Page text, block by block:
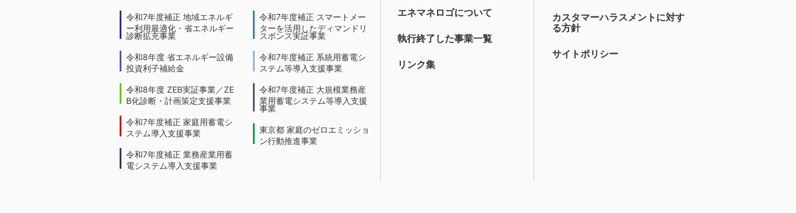
令和7年度補正 地域エネルギ
ー利用最適化・省エネルギー
診断拡充事業
令和8年度 省エネルギー設備
投資利子補給金
令和8年度 ZEB実証事業／ZE
B化診断・計画策定支援事業
令和7年度補正 家庭用蓄電シ
ステム導入支援事業
令和7年度補正 業務産業用蓄
電システム導入支援事業
令和7年度補正 スマートメー
ターを活用したディマンドリ
スポンス実証事業
令和7年度補正 系統用蓄電シ
ステム等導入支援事業
令和7年度補正 大規模業務産
業用蓄電システム等導入支援
事業
東京都 家庭のゼロエミッショ
ン行動推進事業
エネマネロゴについて
執行終了した事業一覧
リンク集
カスタマーハラスメントに対す
る方針
サイトポリシー